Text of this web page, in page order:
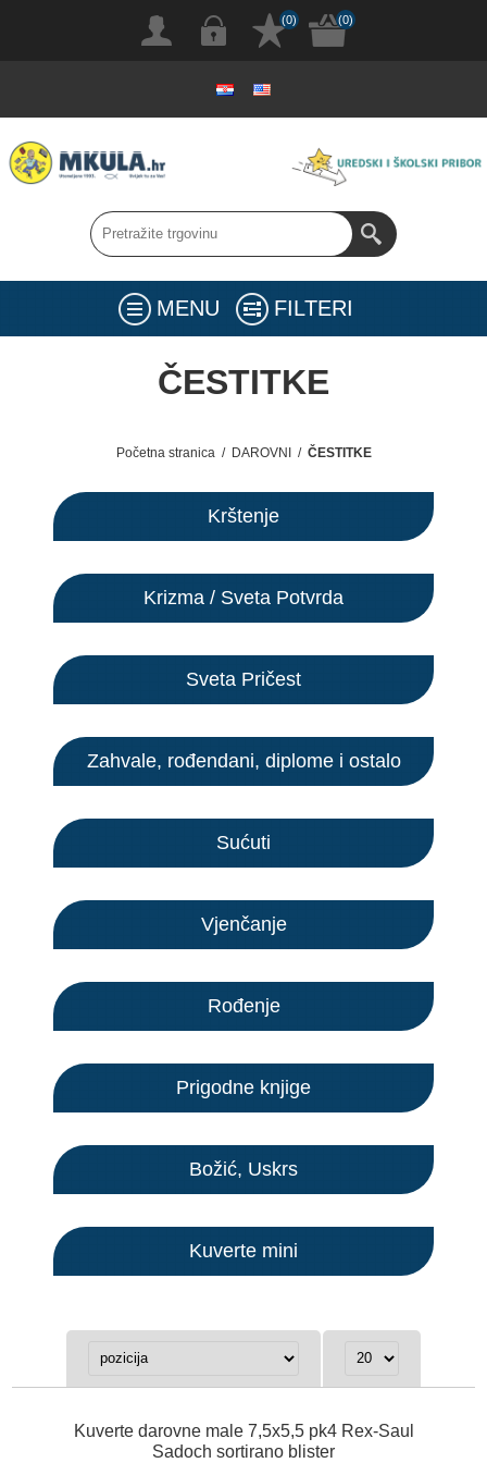
(0) (0)
MENU FILTERI
ČESTITKE
Početna stranica / DAROVNI / ČESTITKE
Krštenje
Krizma / Sveta Potvrda
Sveta Pričest
Zahvale, rođendani, diplome i ostalo
Sućuti
Vjenčanje
Rođenje
Prigodne knjige
Božić, Uskrs
Kuverte mini
Kuverte darovne male 7,5x5,5 pk4 Rex-Saul
Sadoch sortirano blister